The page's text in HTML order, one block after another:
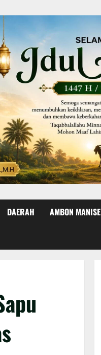
DAERAH AMBON MANISE